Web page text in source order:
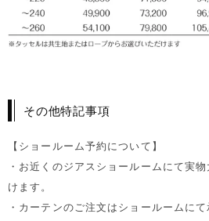
その他特記事項
【ショールーム予約について】
・お近くのジアスショールームにて実
けます。
・カーテンのご注文はショールームに